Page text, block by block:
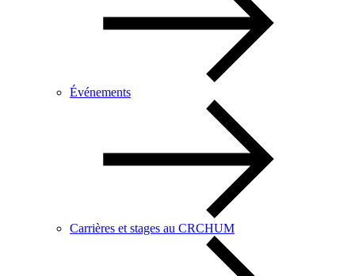
Événements
Carrières et stages au CRCHUM